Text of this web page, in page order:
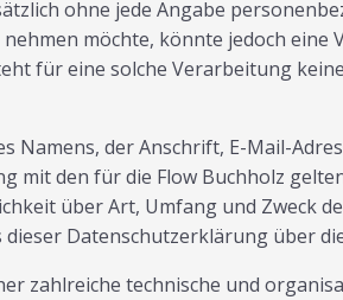
ohne jede Angabe
möchte, könnte jedoch
für eine solche Verarbeitung
Namens, der Anschrift, E-Mail-
den für die Flow Buchholz
über Art, Umfang und Zweck
Datenschutzerklärung über
zahlreiche technische und